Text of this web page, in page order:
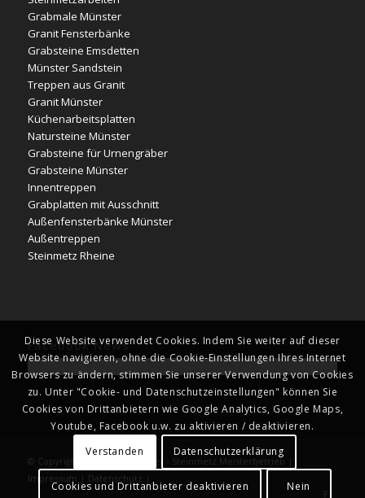
Grabmale Münster
Granit Fensterbänke
Grabsteine Emsdetten
Münster Sandstein
Treppen aus Granit
Granit Münster
Küchenarbeitsplatten
Natursteine Münster
Grabsteine für Urnengräber
Grabsteine Münster
Innentreppen
Grabplatten mit Ausschnitt
Außenfensterbänke Münster
Außentreppen
Steinmetz Rheine
Facebook News
© Copyright - Naturstein Kläver - Steinmetz Meisterbetrieb |
Impressum | Datenschutz |
Diese Website verwendet Cookies. Indem Sie weiter auf dieser
Website navigieren, ohne die Cookie-Einstellungen Ihres Internet
Browsers zu ändern, stimmen Sie unserer Verwendung von Cookies
zu. Unter "Cookie- und Datenschutzeinstellungen" können Sie
Cookies von Drittanbietern wie Google Analytics, Google Maps,
Youtube, Facebook u.w. zu aktivieren / deaktivieren.
Verstanden
Datenschutzerklärung
Cookies und Drittanbieter deaktivieren Nein